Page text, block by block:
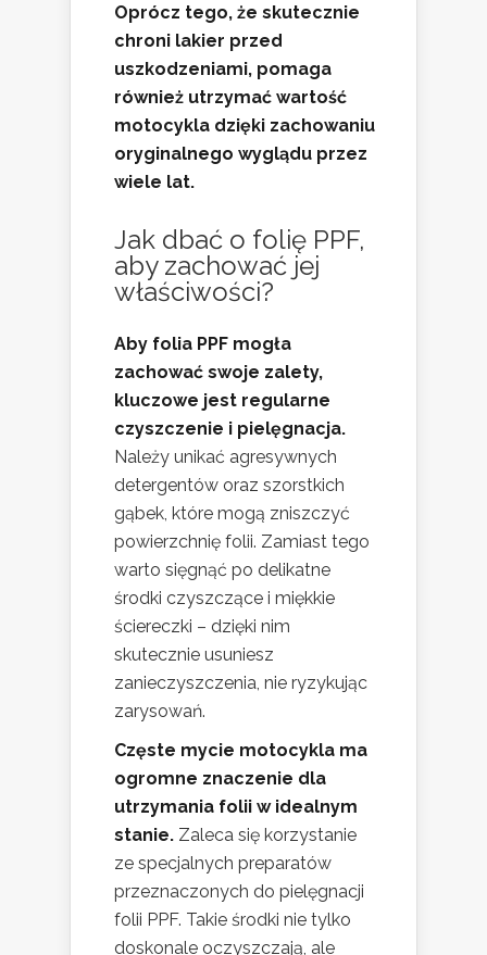
Oprócz tego, że skutecznie
chroni lakier przed
uszkodzeniami, pomaga
również utrzymać wartość
motocykla dzięki zachowaniu
oryginalnego wyglądu przez
wiele lat.
Jak dbać o folię PPF,
aby zachować jej
właściwości?
Aby folia PPF mogła
zachować swoje zalety,
kluczowe jest regularne
czyszczenie i pielęgnacja.
Należy unikać agresywnych
detergentów oraz szorstkich
gąbek, które mogą zniszczyć
powierzchnię folii. Zamiast tego
warto sięgnąć po delikatne
środki czyszczące i miękkie
ściereczki – dzięki nim
skutecznie usuniesz
zanieczyszczenia, nie ryzykując
zarysowań.
Częste mycie motocykla ma
ogromne znaczenie dla
utrzymania folii w idealnym
stanie. Zaleca się korzystanie
ze specjalnych preparatów
przeznaczonych do pielęgnacji
folii PPF. Takie środki nie tylko
doskonale oczyszczają, ale